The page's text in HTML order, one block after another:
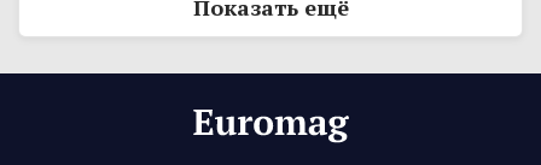
Показать ещё